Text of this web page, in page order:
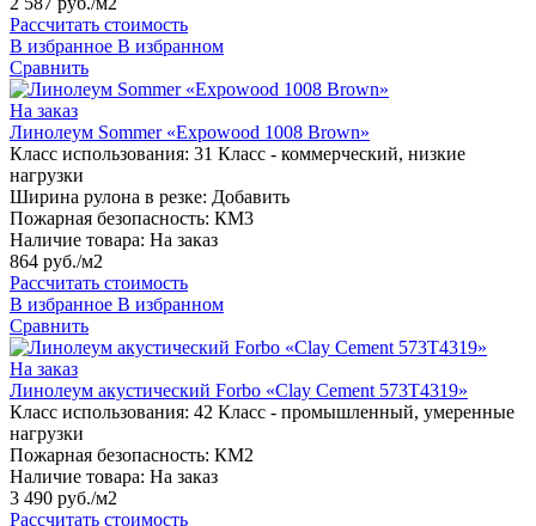
Рассчитать стоимость
В избранное В избранном
Сравнить
На заказ
Линолеум Sommer «Expowood 1008 Brown»
Класс использования: 31 Класс - коммерческий, низкие
нагрузки
Ширина рулона в резке: Добавить
Пожарная безопасность: КМ3
Наличие товара: На заказ
864 руб./м2
Рассчитать стоимость
В избранное В избранном
Сравнить
На заказ
Линолеум акустический Forbo «Сlay Сement 573T4319»
Класс использования: 42 Класс - промышленный, умеренные
нагрузки
Пожарная безопасность: КМ2
Наличие товара: На заказ
3 490 руб./м2
Рассчитать стоимость